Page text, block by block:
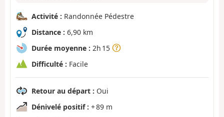
Activité : Randonnée Pédestre
Distance : 6,90 km
Durée moyenne : 2h 15
Difficulté : Facile
Retour au départ : Oui
Dénivelé positif : + 89 m